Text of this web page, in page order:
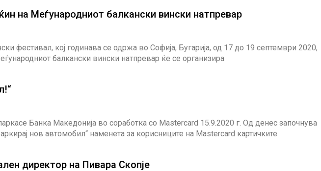
на Меѓународниот балкански вински натпревар
фестивал, кој годинава се одржа во Софија, Бугарија, од 17 до 19 септември 2020,
балкански вински натпревар ќе се организира
Банка Македонија во соработка со Mastercard 15.9.2020 г. Од денес започнува
нов автомобил“ наменета за корисниците на Mastercard картичките
директор на Пивара Скопје